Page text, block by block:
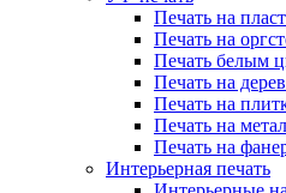
Печать на
Печать на
Печать белым
Печать на
Печать на
Печать на
Печать на
Интерьерная печать